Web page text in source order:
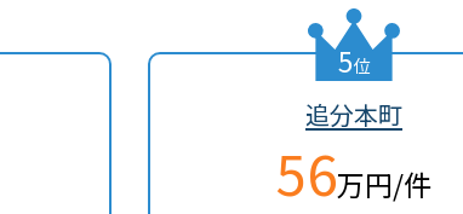
5位
追分本町
56万円/件